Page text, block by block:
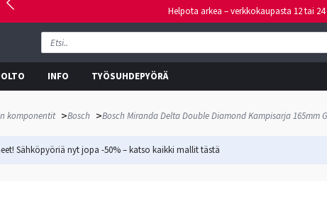
Helpota arkea – verkkokaupasta 12 tai
INFO TYÖSUHDEPYÖRÄ
komponentit >Bosch >Bosch Miranda Delta Double Diamond Kampisarja 165mm
Sähköpyöriä nyt jopa -50% – katso kaikki mallittästä